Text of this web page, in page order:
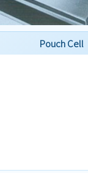
Pouch Cell